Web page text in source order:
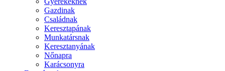
Gazdinak
Családnak
Keresztapának
Munkatársnak
Keresztanyának
Nőnapra
Karácsonyra